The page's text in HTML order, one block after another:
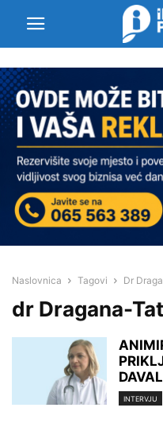
Naslovnica Tagovi Dr
dr Dragana-
INTERVJU